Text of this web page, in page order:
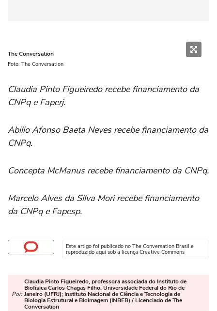
The Conversation
Foto: The Conversation
Claudia Pinto Figueiredo recebe financiamento da
CNPq e Faperj.
Abilio Afonso Baeta Neves recebe financiamento da
CNPq.
Concepta McManus recebe financiamento da CNPq.
Marcelo Alves da Silva Mori recebe financiamento
da CNPq e Fapesp.
Este artigo foi publicado no The Conversation Brasil e
reproduzido aqui sob a licença Creative Commons
Por:
Claudia Pinto Figueiredo, professora associada do Instituto de
Biofísica Carlos Chagas Filho, Universidade Federal do Rio de
Janeiro (UFRJ); Instituto Nacional de Ciência e Tecnologia de
Biologia Estrutural e Bioimagem (INBEB) / Licenciado de The
Conversation